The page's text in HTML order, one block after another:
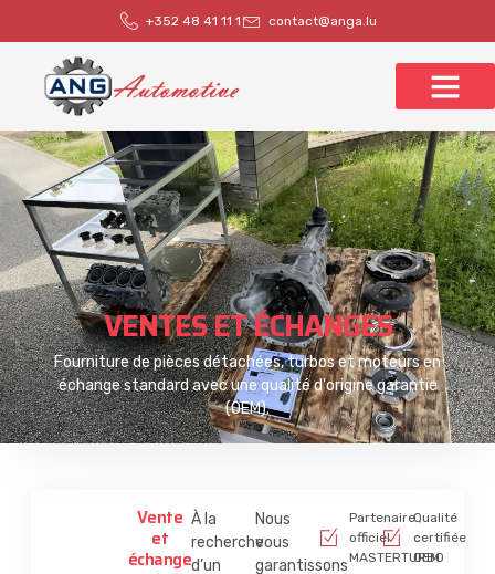
+352 48 41 11 1 contact@anga.lu
VENTES ET ÉCHANGES
Fourniture de pièces détachées, turbos et moteurs en
échange standard avec une qualité d'origine garantie
(OEM).
Vente
et
échange
À la
recherche
d’un
Nous
vous
garantissons
Partenaire
officiel
MASTERTURBO
Qualité
certifiée
OEM